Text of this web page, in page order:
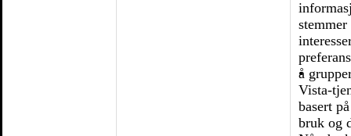
å
Vista-
basert
bruk og